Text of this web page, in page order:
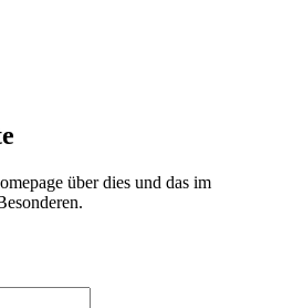
über dies und das im